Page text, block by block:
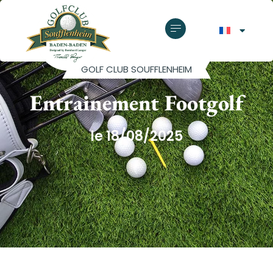
GOLF CLUB SOUFFLENHEIM
Entrainement Footgolf
le 18/08/2025